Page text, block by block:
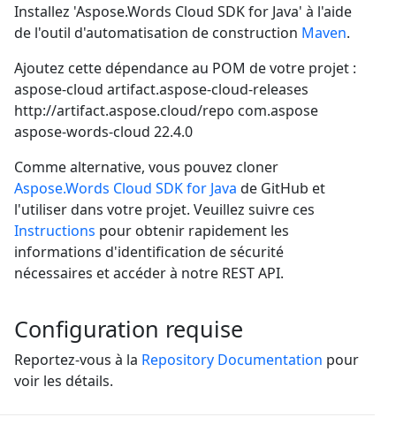
Installez 'Aspose.Words Cloud SDK for Java' à l'aide
de l'outil d'automatisation de construction Maven.
Ajoutez cette dépendance au POM de votre projet :
aspose-cloud artifact.aspose-cloud-releases
http://artifact.aspose.cloud/repo com.aspose
aspose-words-cloud 22.4.0
Comme alternative, vous pouvez cloner
Aspose.Words Cloud SDK for Java de GitHub et
l'utiliser dans votre projet. Veuillez suivre ces
Instructions pour obtenir rapidement les
informations d'identification de sécurité
nécessaires et accéder à notre REST API.
Configuration requise
Reportez-vous à la Repository Documentation pour
voir les détails.